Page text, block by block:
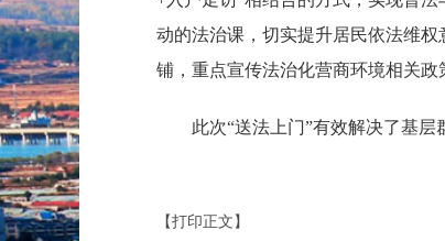
动的法治课，切实提升居民依法维
铺，重点宣传法治化营商环境相关政
此次“送法上门”有效解决了基
【打印正文】